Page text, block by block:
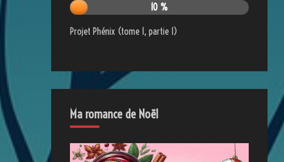
10 %
Projet Phénix (tome 1, partie 1)
Ma romance de Noël